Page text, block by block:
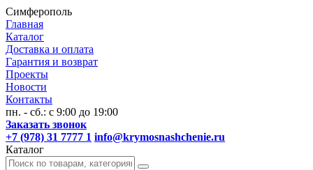
Симферополь
Главная
Каталог
Доставка и оплата
Гарантия и возврат
Проекты
Новости
Контакты
пн. - сб.: с 9:00 до 19:00
Заказать звонок
+7 (978) 31 7777 1 info@krymosnashchenie.ru
Каталог